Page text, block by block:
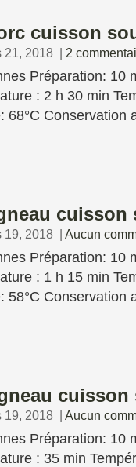
cuisson
21, 2018 | 2
Préparation: 10
: 2 h 30 min
68°C Conservation
19, 2018 | Aucun
Préparation: 10
: 1 h 15 min
58°C Conservation
19, 2018 | Aucun
Préparation: 10
: 35 min